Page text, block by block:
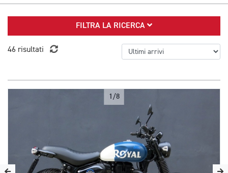
FILTRA LA RICERCA
46 risultati
1/8